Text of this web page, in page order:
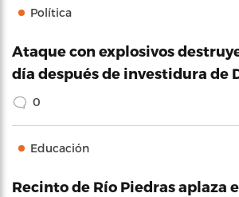
Política
Ataque con explosivos
día después de investidura de
0
Educación
Recinto de Río Piedras aplaza